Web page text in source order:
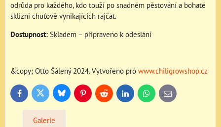
odrůda pro každého, kdo touží po snadném pěstování a bohaté
sklizni chuťově vynikajících rajčat.
Dostupnost: Skladem – připraveno k odeslání
&copy; Otto Šálený 2024. Vytvořeno pro www.chiligrowshop.cz
FacebookTwitter BlueskyPinterestReddit LinkedInWhatsApp
E-
mail
Galerie